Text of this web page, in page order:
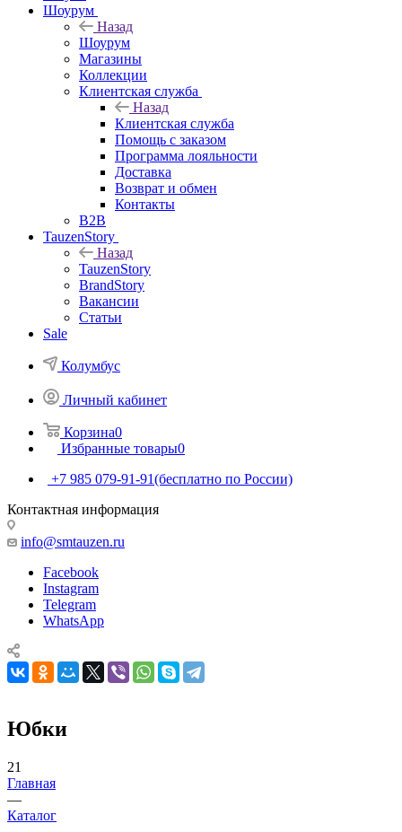
Шоурум
Назад
Шоурум
Магазины
Коллекции
Клиентская служба
Назад
Клиентская служба
Помощь с заказом
Программа лояльности
Доставка
Возврат и обмен
Контакты
B2B
TauzenStory
Назад
TauzenStory
BrandStory
Вакансии
Статьи
Sale
Колумбус
Личный кабинет
Корзина0
Избранные товары0
+7 985 079-91-91(бесплатно по России)
Контактная информация
info@smtauzen.ru
Facebook
Instagram
Telegram
WhatsApp
Юбки
21
Главная
—
Каталог